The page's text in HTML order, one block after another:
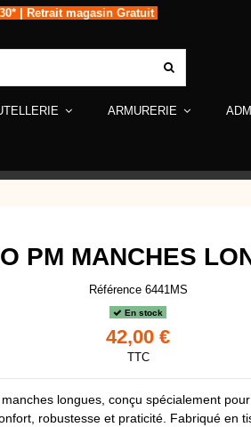
| Retrait magasin Gratuit
ARMURERIE
PM MANCHES
Référence 6441MS
En stock
42,00 €
TTC
longues, conçu spécialement
robustesse et praticité. Fabriqué en